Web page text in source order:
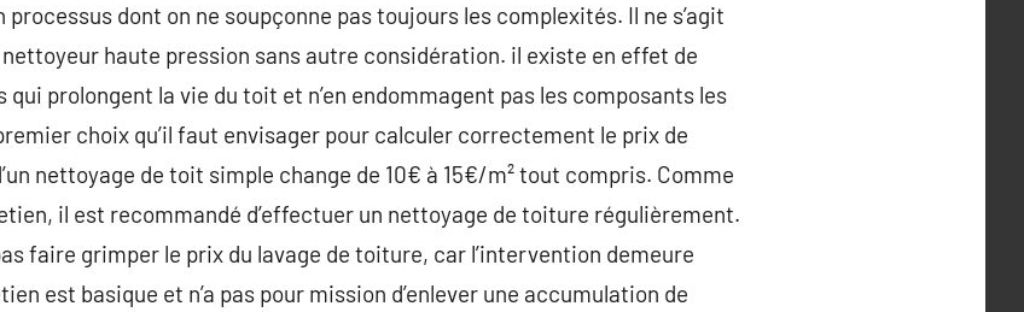
dont on ne soupçonne pas toujours les complexités. Il ne s’agit
haute pression sans autre considération. il existe en effet de
prolongent la vie du toit et n’en endommagent pas les composants les
choix qu’il faut envisager pour calculer correctement le prix de
nettoyage de toit simple change de 10€ à 15€/m² tout compris. Comme
il est recommandé d’effectuer un nettoyage de toiture régulièrement.
faire grimper le prix du lavage de toiture, car l’intervention demeure
est basique et n’a pas pour mission d’enlever une accumulation de